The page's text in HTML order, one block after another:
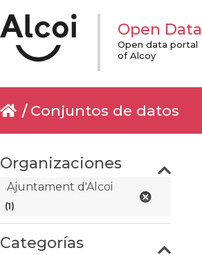
Open Data
Open data portal
of Alcoy
Conjuntos de datos
Organizaciones
Ajuntament d'Alcoi
(1)
Categorías